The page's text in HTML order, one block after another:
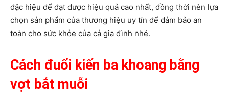
đặc hiệu để đạt được hiệu quả cao nhất, đồng thời nên lựa
chọn sản phẩm của thương hiệu uy tín để đảm bảo an
toàn cho sức khỏe của cả gia đình nhé.
Cách đuổi kiến ba khoang bằng
vợt bắt muỗi